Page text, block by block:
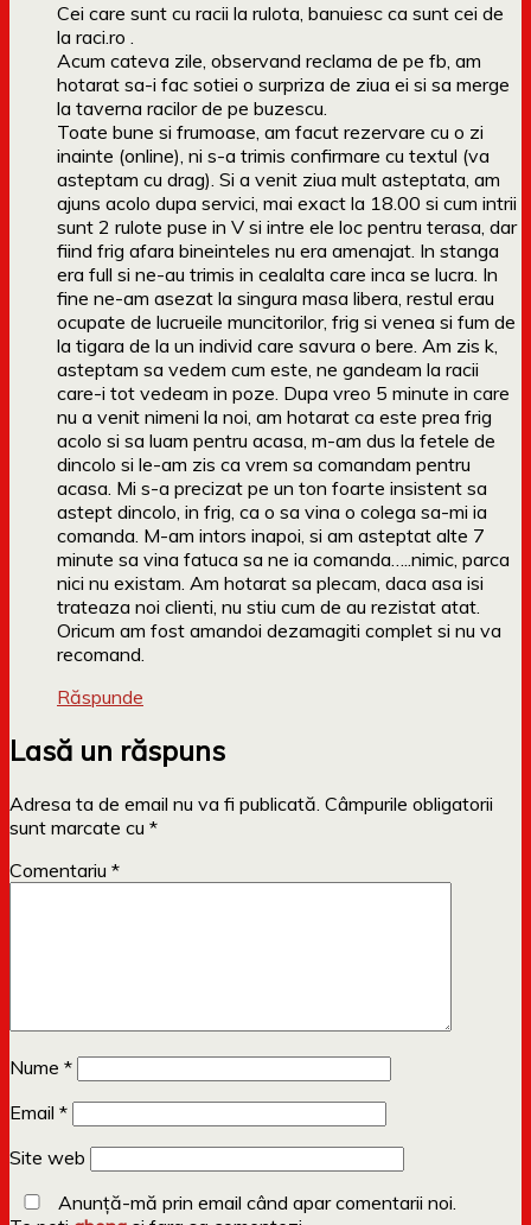
Cei care sunt cu racii la rulota, banuiesc ca sunt cei de
la raci.ro .
Acum cateva zile, observand reclama de pe fb, am
hotarat sa-i fac sotiei o surpriza de ziua ei si sa merge
la taverna racilor de pe buzescu.
Toate bune si frumoase, am facut rezervare cu o zi
inainte (online), ni s-a trimis confirmare cu textul (va
asteptam cu drag). Si a venit ziua mult asteptata, am
ajuns acolo dupa servici, mai exact la 18.00 si cum intrii
sunt 2 rulote puse in V si intre ele loc pentru terasa, dar
fiind frig afara bineinteles nu era amenajat. In stanga
era full si ne-au trimis in cealalta care inca se lucra. In
fine ne-am asezat la singura masa libera, restul erau
ocupate de lucrueile muncitorilor, frig si venea si fum de
la tigara de la un individ care savura o bere. Am zis k,
asteptam sa vedem cum este, ne gandeam la racii
care-i tot vedeam in poze. Dupa vreo 5 minute in care
nu a venit nimeni la noi, am hotarat ca este prea frig
acolo si sa luam pentru acasa, m-am dus la fetele de
dincolo si le-am zis ca vrem sa comandam pentru
acasa. Mi s-a precizat pe un ton foarte insistent sa
astept dincolo, in frig, ca o sa vina o colega sa-mi ia
comanda. M-am intors inapoi, si am asteptat alte 7
minute sa vina fatuca sa ne ia comanda…..nimic, parca
nici nu existam. Am hotarat sa plecam, daca asa isi
trateaza noi clienti, nu stiu cum de au rezistat atat.
Oricum am fost amandoi dezamagiti complet si nu va
recomand.
Răspunde
Lasă un răspuns
Adresa ta de email nu va fi publicată. Câmpurile obligatorii
sunt marcate cu *
Comentariu *
Nume *
Email *
Site web
Anunță-mă prin email când apar comentarii noi.